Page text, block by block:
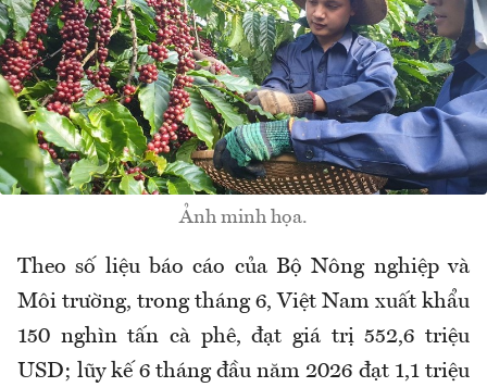
Ảnh minh họa.
Theo số liệu báo cáo của Bộ Nông nghiệp và
Môi trường, trong tháng 6, Việt Nam xuất khẩu
150 nghìn tấn cà phê, đạt giá trị 552,6 triệu
USD; lũy kế 6 tháng đầu năm 2026 đạt 1,1 triệu